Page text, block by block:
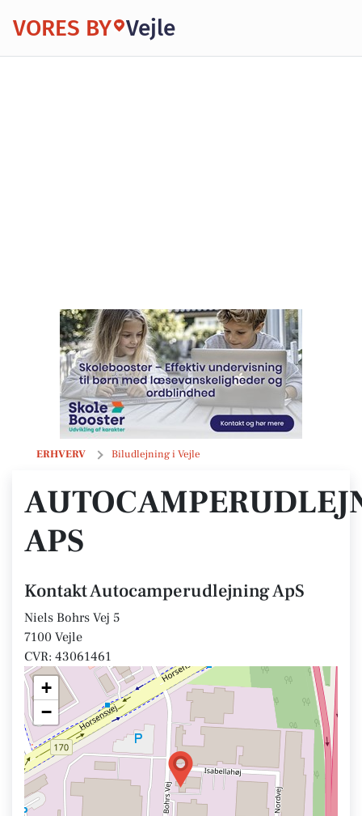
VORES BY Vejle
ERHVERV Biludlejning i Vejle
Autocamperudlejning ApS
APS
Kontakt Autocamperudlejning ApS
Niels Bohrs Vej 5
7100 Vejle
CVR: 43061461
+
−